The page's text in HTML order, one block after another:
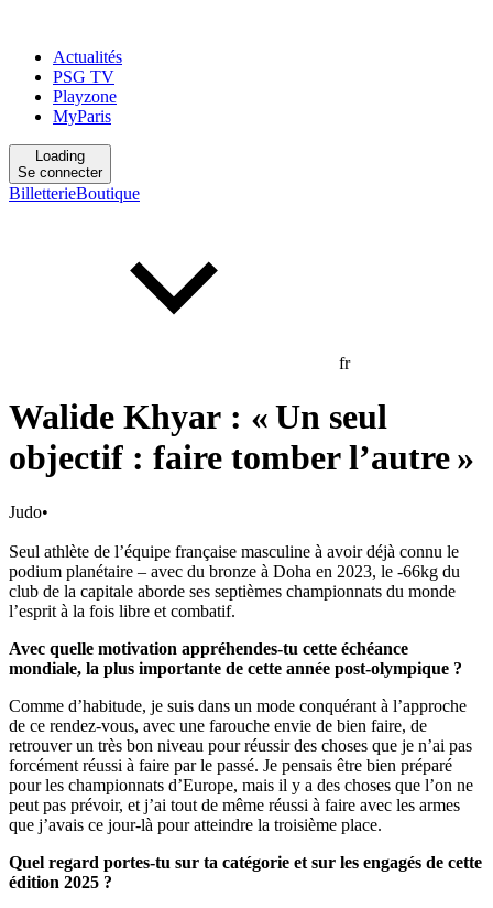
Actualités
PSG TV
Playzone
MyParis
Loading
Se connecter
BilletterieBoutique
fr
Walide Khyar : « Un seul
objectif : faire tomber l’autre »
Judo•
Seul athlète de l’équipe française masculine à avoir déjà connu le
podium planétaire – avec du bronze à Doha en 2023, le -66kg du
club de la capitale aborde ses septièmes championnats du monde
l’esprit à la fois libre et combatif.
Avec quelle motivation appréhendes-tu cette échéance
mondiale, la plus importante de cette année post-olympique ?
Comme d’habitude, je suis dans un mode conquérant à l’approche
de ce rendez-vous, avec une farouche envie de bien faire, de
retrouver un très bon niveau pour réussir des choses que je n’ai pas
forcément réussi à faire par le passé. Je pensais être bien préparé
pour les championnats d’Europe, mais il y a des choses que l’on ne
peut pas prévoir, et j’ai tout de même réussi à faire avec les armes
que j’avais ce jour-là pour atteindre la troisième place.
Quel regard portes-tu sur ta catégorie et sur les engagés de cette
édition 2025 ?